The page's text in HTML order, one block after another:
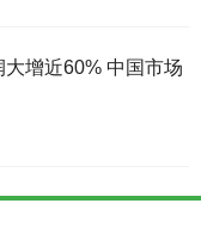
增近60% 中国市场